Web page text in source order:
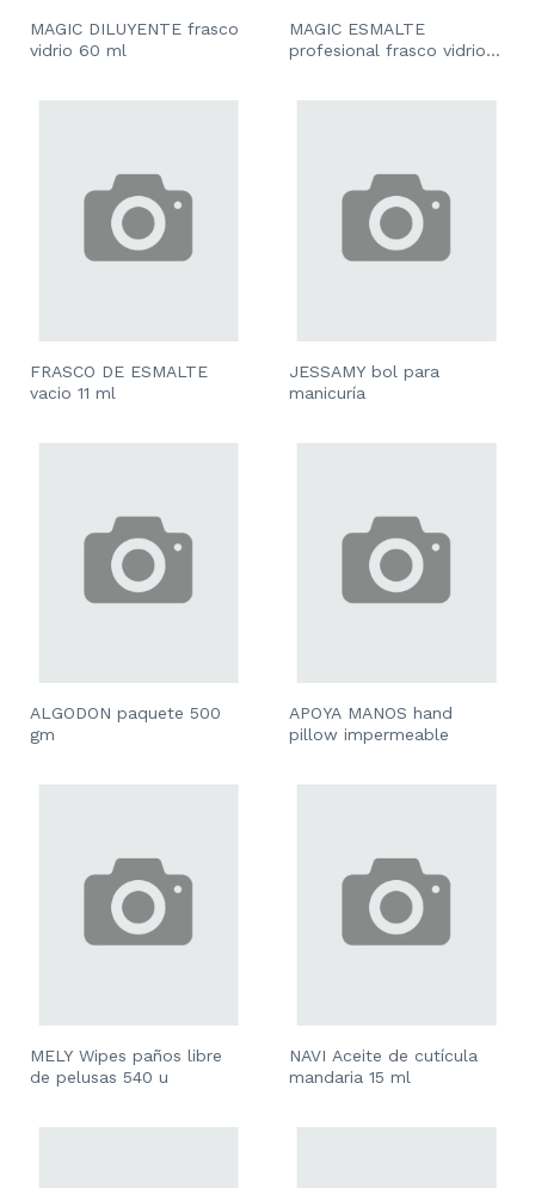
MAGIC DILUYENTE frasco
vidrio 60 ml
MAGIC ESMALTE
profesional frasco vidrio
FRASCO DE ESMALTE
vacio 11 ml
JESSAMY bol para
manicuría
ALGODON paquete 500
gm
APOYA MANOS hand
pillow impermeable
MELY Wipes paños libre
de pelusas 540 u
NAVI Aceite de cutícula
mandaria 15 ml